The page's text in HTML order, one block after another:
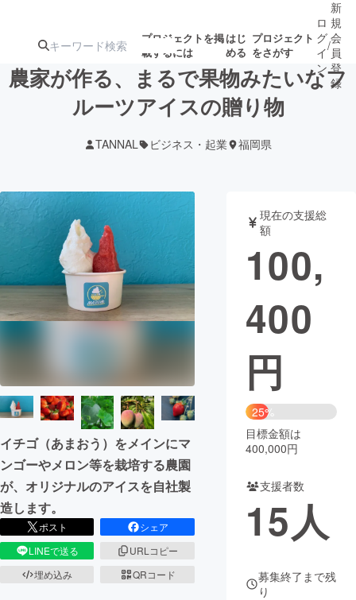
プロジェクトを掲
載するには
はじ
める
プロジェクト
をさがす
ターン
ジェクト
募集終了が近いプ
ロジェクト
音楽
テクノロジー・ガジェット ゲーム・サ
映像・映画
まちづくり・地域活性化
CAMPFIRE for Social Good
CAMPFIRE Creation
CAMPFIREふるさと納税machi-ya コミュニティ
ロ
グ
イ
ン
/
新
規
会
員
登
録
農家が作る、まるで果物みたいなフ
ルーツアイスの贈り物
TANNAL ビジネス・起業 福岡県
イチゴ（あまおう）をメインにマ
ンゴーやメロン等を栽培する農園
が、オリジナルのアイスを自社製
造します。
ポスト
シェア
LINEで送る
URLコピー
埋め込み
QRコード
現在の支援総
額
100,
400
円
25%
目標金額は
400,000円
支援者数
15人
募集終了まで残
り